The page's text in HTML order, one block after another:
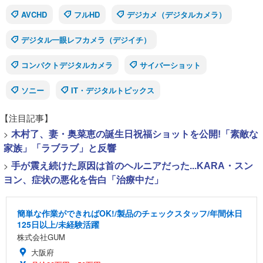
AVCHD フルHD デジカメ（デジタルカメラ）
デジタル一眼レフカメラ（デジイチ）
コンパクトデジタルカメラ サイバーショット
ソニー IT・デジタルトピックス
【注目記事】
> 木村了、妻・奥菜恵の誕生日祝福ショットを公開!「素敵な
家族」「ラブラブ」と反響
> 手が震え続けた原因は首のヘルニアだった...KARA・スン
ヨン、症状の悪化を告白「治療中だ」
簡単な作業ができればOK!/製品のチェックスタッフ/年間休日
125日以上/未経験活躍
株式会社GUM
大阪府